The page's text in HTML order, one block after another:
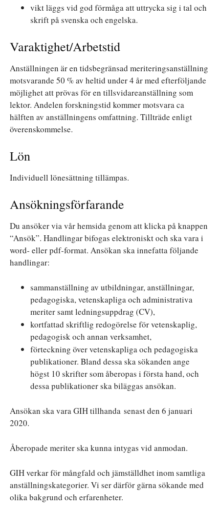
vikt läggs vid god förmåga att uttrycka sig i tal och
skrift på svenska och engelska.
Varaktighet/Arbetstid
Anställningen är en tidsbegränsad meriteringsanställning
motsvarande 50 % av heltid under 4 år med efterföljande
möjlighet att prövas för en tillsvidareanställning som
lektor. Andelen forskningstid kommer motsvara ca
hälften av anställningens omfattning. Tillträde enligt
överenskommelse.
Lön
Individuell lönesättning tillämpas.
Ansökningsförfarande
Du ansöker via vår hemsida genom att klicka på knappen
“Ansök”. Handlingar bifogas elektroniskt och ska vara i
word- eller pdf-format. Ansökan ska innefatta följande
handlingar:
sammanställning av utbildningar, anställningar,
pedagogiska, vetenskapliga och administrativa
meriter samt ledningsuppdrag (CV),
kortfattad skriftlig redogörelse för vetenskaplig,
pedagogisk och annan verksamhet,
förteckning över vetenskapliga och pedagogiska
publikationer. Bland dessa ska sökanden ange
högst 10 skrifter som åberopas i första hand, och
dessa publikationer ska biläggas ansökan.
Ansökan ska vara GIH tillhanda senast den 6 januari
2020.
Åberopade meriter ska kunna intygas vid anmodan.
GIH verkar för mångfald och jämställdhet inom samtliga
anställningskategorier. Vi ser därför gärna sökande med
olika bakgrund och erfarenheter.